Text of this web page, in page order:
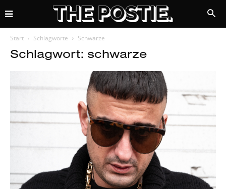
Start Schlagworte Schwarze
Schlagwort: schwarze